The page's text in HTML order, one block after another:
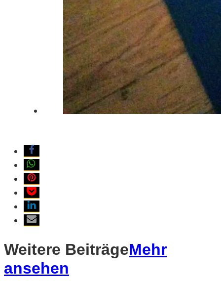
Weitere BeiträgeMehr
ansehen